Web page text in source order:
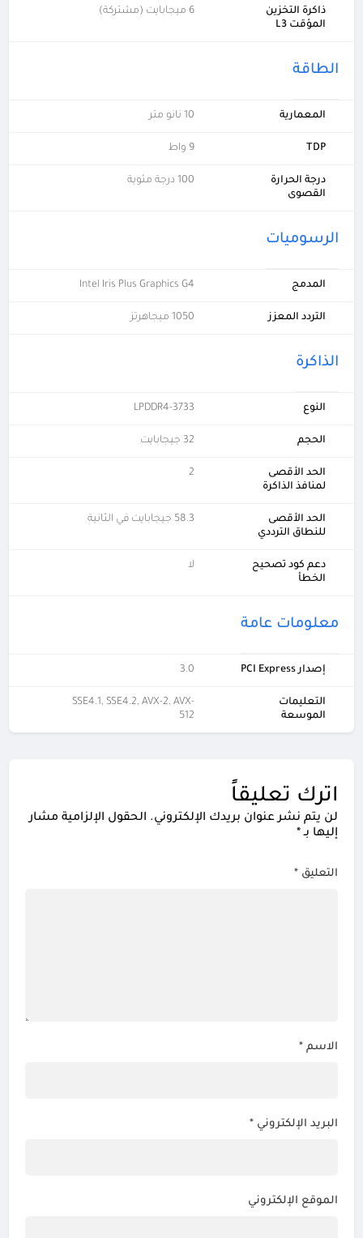
ذاكرة التخزين
المؤقت L3
6 ميجابايت (مشتركة)
الطاقة
المعمارية 10 نانو متر
TDP 9 واط
درجة الحرارة
القصوى
100 درجة مئوية
الرسوميات
المدمج Intel Iris Plus Graphics G4
التردد المعزز 1050 ميجاهرتز
الذاكرة
النوع LPDDR4-3733
الحجم 32 جيجابايت
الحد الأقصى
لمنافذ الذاكرة
2
الحد الأقصى
للنطاق الترددي
58.3 جيجابايت في الثانية
دعم كود تصحيح
الخطأ
لا
معلومات عامة
إصدار PCI Express 3.0
التعليمات
الموسعة
SSE4.1, SSE4.2, AVX-2, AVX-
512
اترك تعليقاً
لن يتم نشر عنوان بريدك الإلكتروني. الحقول الإلزامية مشار
إليها بـ*
التعليق *
الاسم *
البريد الإلكتروني *
الموقع الإلكتروني